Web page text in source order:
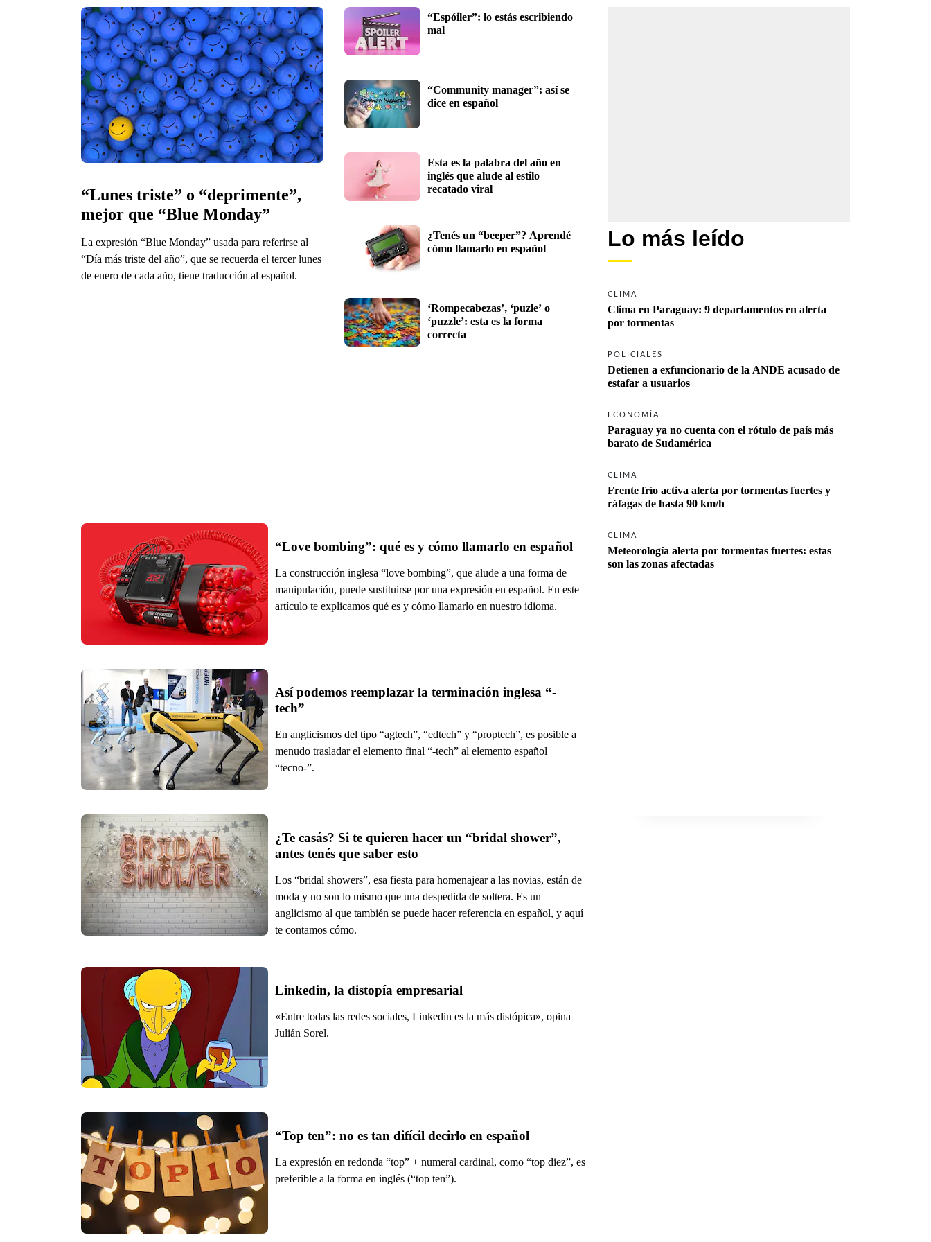
“Lunes triste” o “deprimente”,
mejor que “Blue Monday”
La expresión “Blue Monday” usada para referirse al
“Día más triste del año”, que se recuerda el tercer lunes
de enero de cada año, tiene traducción al español.
“Espóiler”: lo estás escribiendo
mal
“Community manager”: así se
Esta es la palabra del año en
inglés que alude al estilo
recatado viral
¿Tenés un “beeper”? Aprendé
cómo llamarlo en español
‘Rompecabezas’, ‘puzle’ o
‘puzzle’: esta es la forma
correcta
“Love bombing”: qué es y cómo llamarlo en español
La construcción inglesa “love bombing”, que alude a una forma de
manipulación, puede sustituirse por una expresión en español. En este
artículo te explicamos qué es y cómo llamarlo en nuestro idioma.
Así podemos reemplazar la terminación inglesa “-
tech”
En anglicismos del tipo “agtech”, “edtech” y “proptech”, es posible a
menudo trasladar el elemento final “-⁠tech” al elemento español
“tecno-”.
¿Te casás? Si te quieren hacer un “bridal shower”,
Los “bridal showers”, esa fiesta para homenajear a las novias, están de
moda y no son lo mismo que una despedida de soltera. Es un
anglicismo al que también se puede hacer referencia en español, y aquí
te contamos cómo.
«Entre todas las redes sociales, Linkedin es la más distópica», opina
Julián Sorel.
“Top ten”: no es tan difícil decirlo en español
La expresión en redonda “top” + numeral cardinal, como “top diez”, es
preferible a la forma en inglés (“top ten”).
Lo más leído
CLIMA
Clima en Paraguay: 9 departamentos en alerta
por tormentas
POLICIALES
Detienen a exfuncionario de la ANDE acusado de
estafar a usuarios
ECONOMÍA
Paraguay ya no cuenta con el rótulo de país más
barato de Sudamérica
CLIMA
Frente frío activa alerta por tormentas fuertes y
ráfagas de hasta 90 km/h
CLIMA
Meteorología alerta por tormentas fuertes: estas
son las zonas afectadas